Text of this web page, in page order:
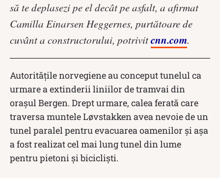
să te deplasezi pe el decât pe asfalt, a afirmat
Camilla Einarsen Heggernes, purtătoare de
cuvânt a constructorului, potrivitcnn.com.
Autoritățile norvegiene au conceput tunelul ca
urmare a extinderii liniilor de tramvai din
orașul Bergen. Drept urmare, calea ferată care
traversa muntele Løvstakken avea nevoie de un
tunel paralel pentru evacuarea oamenilor și așa
a fost realizat cel mai lung tunel din lume
pentru pietoni și bicicliști.